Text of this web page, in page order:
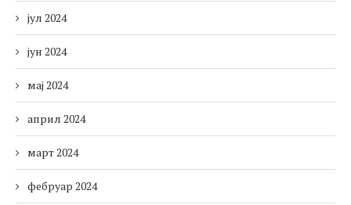
јул 2024
јун 2024
мај 2024
април 2024
март 2024
фебруар 2024